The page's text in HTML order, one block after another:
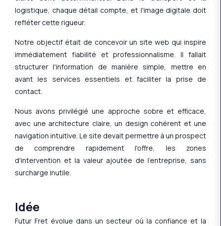
logistique, chaque détail compte, et l'image digitale doit
refléter cette rigueur.
Notre objectif était de concevoir un site web qui inspire
immédiatement fiabilité et professionnalisme. Il fallait
structurer l'information de manière simple, mettre en
avant les services essentiels et faciliter la prise de
contact.
Nous avons privilégié une approche sobre et efficace,
avec une architecture claire, un design cohérent et une
navigation intuitive. Le site devait permettre à un prospect
de comprendre rapidement l'offre, les zones
d'intervention et la valeur ajoutée de l'entreprise, sans
surcharge inutile.
Idée
Futur Fret évolue dans un secteur où la confiance et la